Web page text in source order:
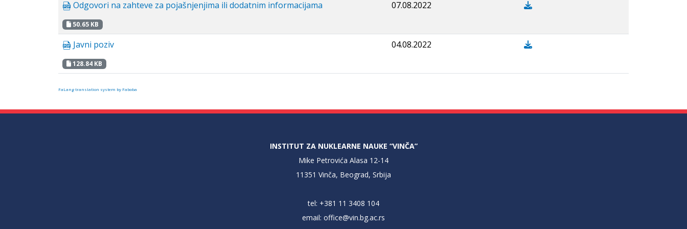
Odgovori na zahteve za pojašnjenjima ili dodatnim informacijama
50.65 KB
07.08.2022
Javni poziv
128.84 KB
04.08.2022
FaLang translation system by Faboba
INSTITUT ZA NUKLEARNE NAUKE “VINČA”
Mike Petrovića Alasa 12-14
11351 Vinča, Beograd, Srbija
tel: +381 11 3408 104
email: office@vin.bg.ac.rs